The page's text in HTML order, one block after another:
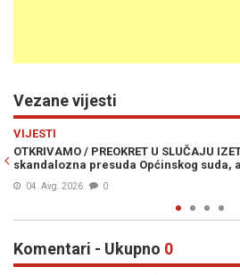
Vezane vijesti
U SLUČAJU IZETBEGOVIĆ: Poništena
Općinskog suda, ali ni to nije sve...
Komentari - Ukupno 0